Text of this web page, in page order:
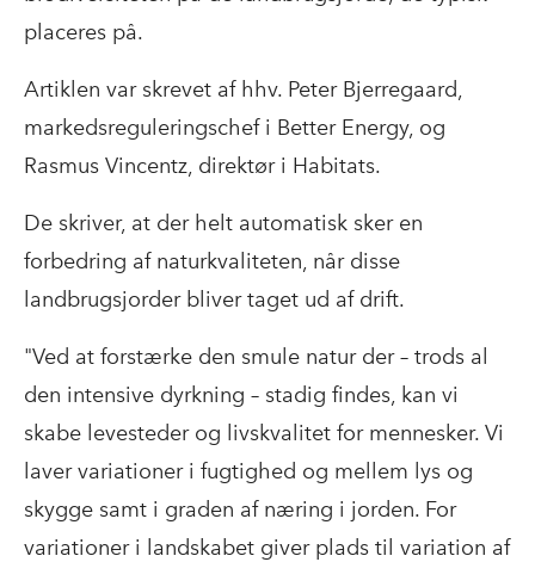
placeres på.
Artiklen var skrevet af hhv. Peter Bjerregaard,
markedsreguleringschef i Better Energy, og
Rasmus Vincentz, direktør i Habitats.
De skriver, at der helt automatisk sker en
forbedring af naturkvaliteten, når disse
landbrugsjorder bliver taget ud af drift.
"Ved at forstærke den smule natur der – trods al
den intensive dyrkning – stadig findes, kan vi
skabe levesteder og livskvalitet for mennesker. Vi
laver variationer i fugtighed og mellem lys og
skygge samt i graden af næring i jorden. For
variationer i landskabet giver plads til variation af